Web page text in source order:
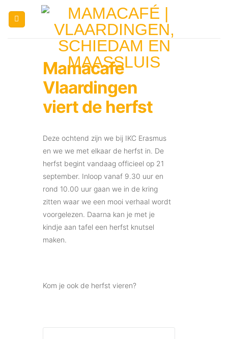
naar
Mamacafe
Vlaardingen
viert de herfst
Deze ochtend zijn we bij IKC Erasmus
en we we met elkaar de herfst in. De
herfst begint vandaag officieel op 21
september. Inloop vanaf 9.30 uur en
rond 10.00 uur gaan we in de kring
zitten waar we een mooi verhaal wordt
voorgelezen. Daarna kan je met je
kindje aan tafel een herfst knutsel
maken.
Kom je ook de herfst vieren?